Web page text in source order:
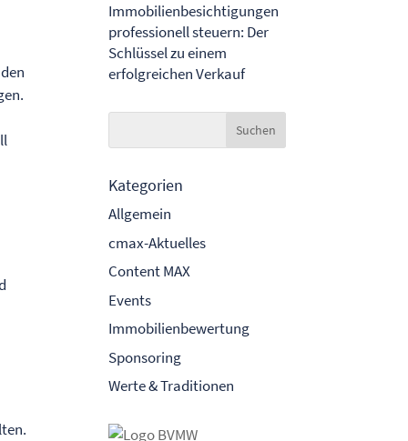
Immobilienbesichtigungen
professionell steuern: Der
Schlüssel zu einem
erfolgreichen Verkauf
Kategorien
Allgemein
cmax-Aktuelles
Content MAX
Events
Immobilienbewertung
Sponsoring
Werte & Traditionen